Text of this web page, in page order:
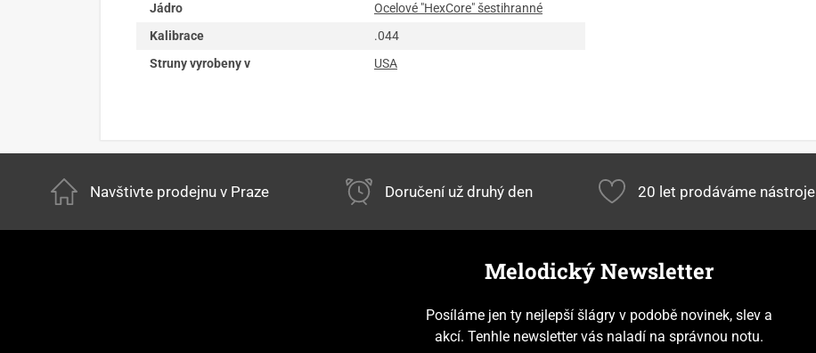
Jádro
Ocelové "HexCore" šestihranné
Kalibrace
.044
Struny vyrobeny v
USA
Navštivte prodejnu v Praze Doručení už druhý den 20 let prodáváme nástroje
Melodický Newsletter
Posíláme jen ty nejlepší šlágry v podobě novinek, slev a
akcí. Tenhle newsletter vás naladí na správnou notu.